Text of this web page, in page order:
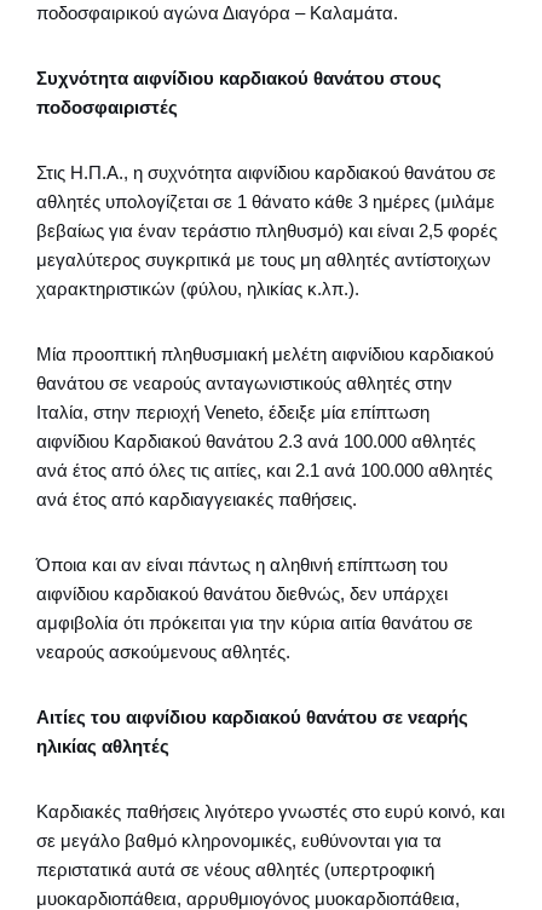
ποδοσφαιρικού αγώνα Διαγόρα – Καλαμάτα.
Συχνότητα αιφνίδιου καρδιακού θανάτου στους
ποδοσφαιριστές
Στις Η.Π.Α., η συχνότητα αιφνίδιου καρδιακού θανάτου σε
αθλητές υπολογίζεται σε 1 θάνατο κάθε 3 ημέρες (μιλάμε
βεβαίως για έναν τεράστιο πληθυσμό) και είναι 2,5 φορές
μεγαλύτερος συγκριτικά με τους μη αθλητές αντίστοιχων
χαρακτηριστικών (φύλου, ηλικίας κ.λπ.).
Μία προοπτική πληθυσμιακή μελέτη αιφνίδιου καρδιακού
θανάτου σε νεαρούς ανταγωνιστικούς αθλητές στην
Ιταλία, στην περιοχή Veneto, έδειξε μία επίπτωση
αιφνίδιου Καρδιακού θανάτου 2.3 ανά 100.000 αθλητές
ανά έτος από όλες τις αιτίες, και 2.1 ανά 100.000 αθλητές
ανά έτος από καρδιαγγειακές παθήσεις.
Όποια και αν είναι πάντως η αληθινή επίπτωση του
αιφνίδιου καρδιακού θανάτου διεθνώς, δεν υπάρχει
αμφιβολία ότι πρόκειται για την κύρια αιτία θανάτου σε
νεαρούς ασκούμενους αθλητές.
Αιτίες του αιφνίδιου καρδιακού θανάτου σε νεαρής
ηλικίας αθλητές
Καρδιακές παθήσεις λιγότερο γνωστές στο ευρύ κοινό, και
σε μεγάλο βαθμό κληρονομικές, ευθύνονται για τα
περιστατικά αυτά σε νέους αθλητές (υπερτροφική
μυοκαρδιοπάθεια, αρρυθμιογόνος μυοκαρδιοπάθεια,